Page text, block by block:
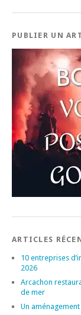
PUBLIER UN
ARTICLES
10 entreprises
2026
Arcachon
de mer
Un